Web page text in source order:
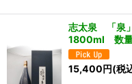
志太泉 「泉
1800ml 数量
15,400円(税